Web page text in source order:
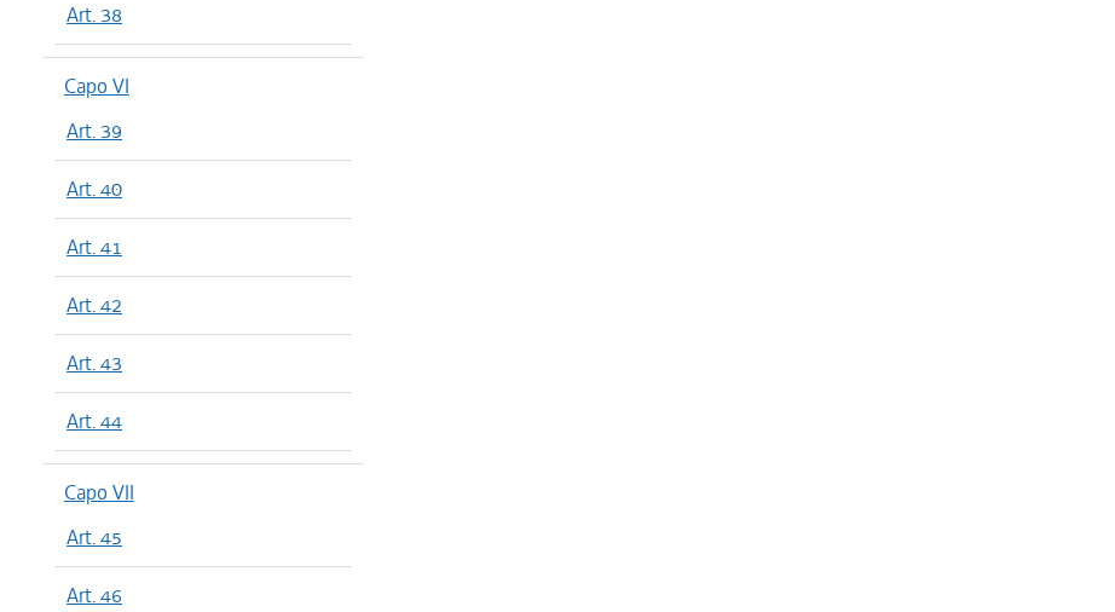
Art. 38
Capo VI
Art. 39
Art. 40
Art. 41
Art. 42
Art. 43
Art. 44
Capo VII
Art. 45
Art. 46